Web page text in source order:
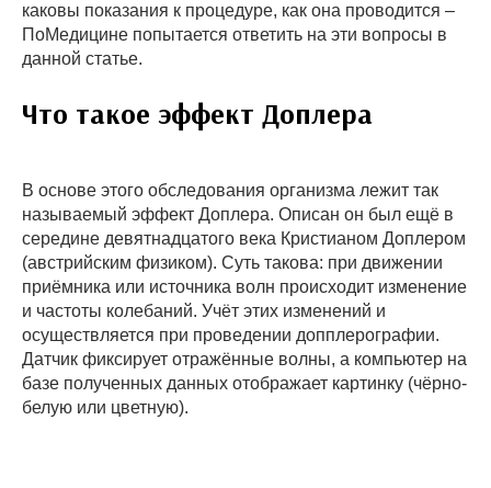
каковы показания к процедуре, как она проводится –
ПоМедицине попытается ответить на эти вопросы в
данной статье.
Что такое эффект Доплера
В основе этого обследования организма лежит так
называемый эффект Доплера. Описан он был ещё в
середине девятнадцатого века Кристианом Доплером
(австрийским физиком). Суть такова: при движении
приёмника или источника волн происходит изменение
и частоты колебаний. Учёт этих изменений и
осуществляется при проведении допплерографии.
Датчик фиксирует отражённые волны, а компьютер на
базе полученных данных отображает картинку (чёрно-
белую или цветную).